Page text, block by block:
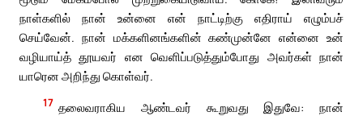
நாள்களில் நான் உன்னை என் நாட்டிற்கு எதிராய் எழும்பச்
செய்வேன். நான் மக்களினங்களின் கண்முன்னே என்னை உன்
வழியாய்த் தூயவர் என வெளிப்படுத்தும்போது அவர்கள் நான்
யாரென அறிந்து கொள்வர்.
17 தலைவராகிய ஆண்டவர் கூறுவது இதுவே: நான்